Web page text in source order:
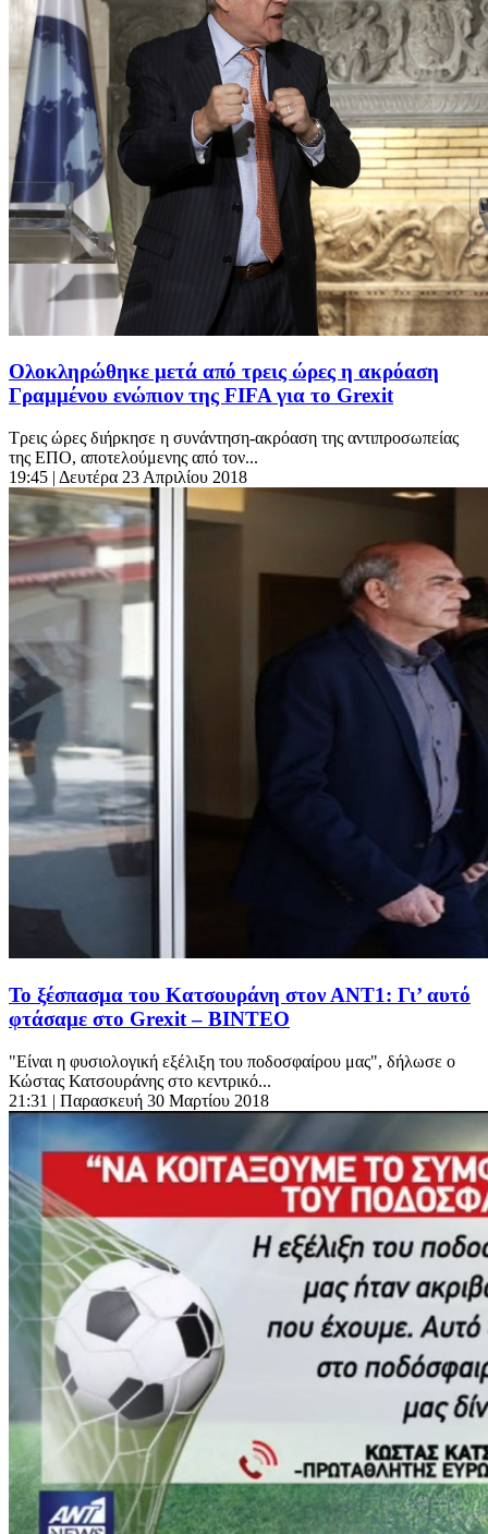
Ολοκληρώθηκε μετά από τρεις ώρες η ακρόαση
Γραμμένου ενώπιον της FIFA για το Grexit
Τρεις ώρες διήρκησε η συνάντηση-ακρόαση της αντιπροσωπείας
της ΕΠΟ, αποτελούμενης από τον...
19:45 | Δευτέρα 23 Απριλίου 2018
Το ξέσπασμα του Κατσουράνη στον ΑΝΤ1: Γι’ αυτό
φτάσαμε στο Grexit – ΒΙΝΤΕΟ
"Είναι η φυσιολογική εξέλιξη του ποδοσφαίρου μας", δήλωσε ο
Κώστας Κατσουράνης στο κεντρικό...
21:31 | Παρασκευή 30 Μαρτίου 2018